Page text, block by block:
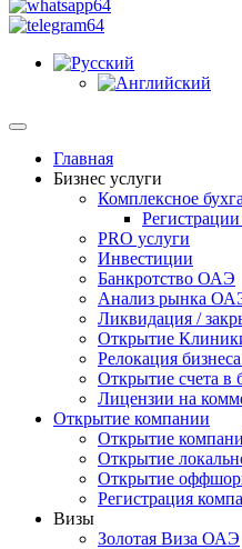
Главная
Бизнес услуги
Комплексное
PRO услуги
Инвестиции
Банкротство ОАЭ
Анализ рынка
Ликвидация /
Открытие
Релокация
Открытие счета в
Лицензии на
Открытие компании
Открытие
Открытие
Открытие
Регистрация
Визы
Золотая Виза ОАЭ